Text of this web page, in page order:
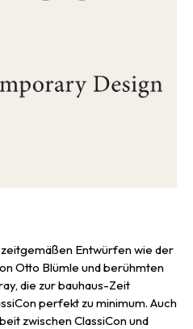
welches nicht nur
eigensinnige und
dabei Kombinationen aus
immer wieder aufs Neue die
Entwürfen wie der
Otto Blümle und berühmten
die zur bauhaus-Zeit
perfekt zu minimum. Auch
zwischen ClassiCon und